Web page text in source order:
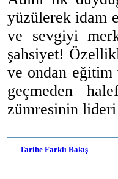
yüzülerek idam
ve sevgiyi
şahsiyet!
ve ondan eğitim
geçmeden
zümresinin
Tarihe Farklı Bakış